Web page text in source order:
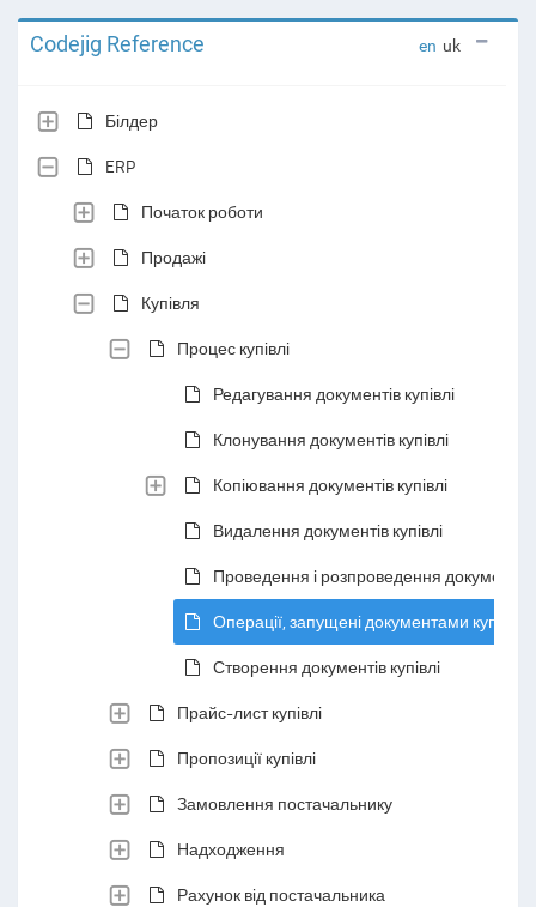
Codejig Reference en uk
Білдер
ERP
Початок роботи
Продажі
Купівля
Процес купівлі
Редагування документів купівлі
Клонування документів купівлі
Копіювання документів купівлі
Видалення документів купівлі
Проведення і розпроведення документів
Операції, запущені документами купівлі
Створення документів купівлі
Прайс-лист купівлі
Пропозиції купівлі
Замовлення постачальнику
Надходження
Рахунок від постачальника